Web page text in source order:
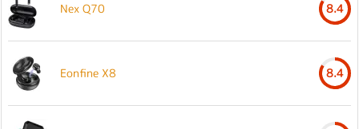
Nex Q70 8.4
Eonfine X8 8.4